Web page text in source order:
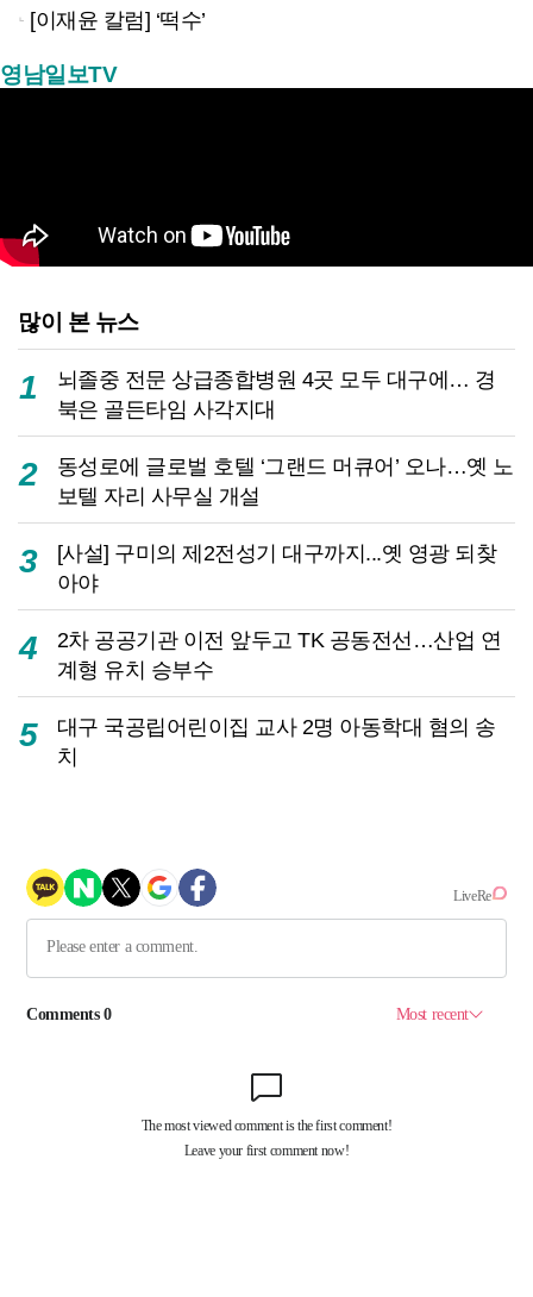
[이재윤 칼럼] ‘떡수’
영남일보TV
많이 본 뉴스
1
뇌졸중 전문 상급종합병원 4곳 모두 대구에… 경
북은 골든타임 사각지대
2
동성로에 글로벌 호텔 ‘그랜드 머큐어’ 오나…옛 노
보텔 자리 사무실 개설
3
[사설] 구미의 제2전성기 대구까지...옛 영광 되찾
아야
4
2차 공공기관 이전 앞두고 TK 공동전선…산업 연
계형 유치 승부수
5
대구 국공립어린이집 교사 2명 아동학대 혐의 송
치